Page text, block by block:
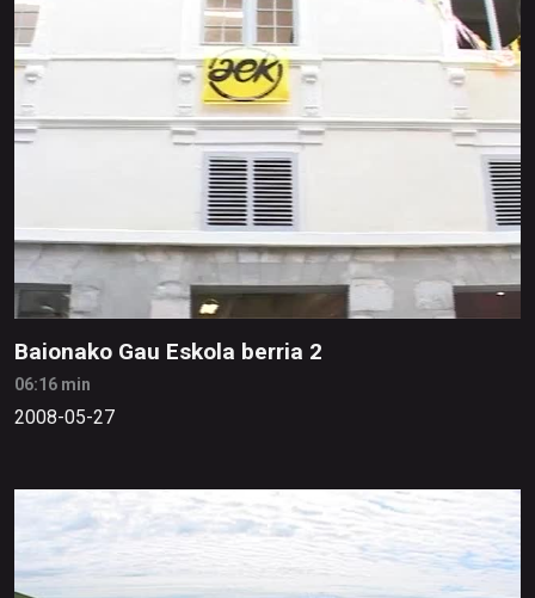
Baionako Gau Eskola berria 2
06:16 min
2008-05-27